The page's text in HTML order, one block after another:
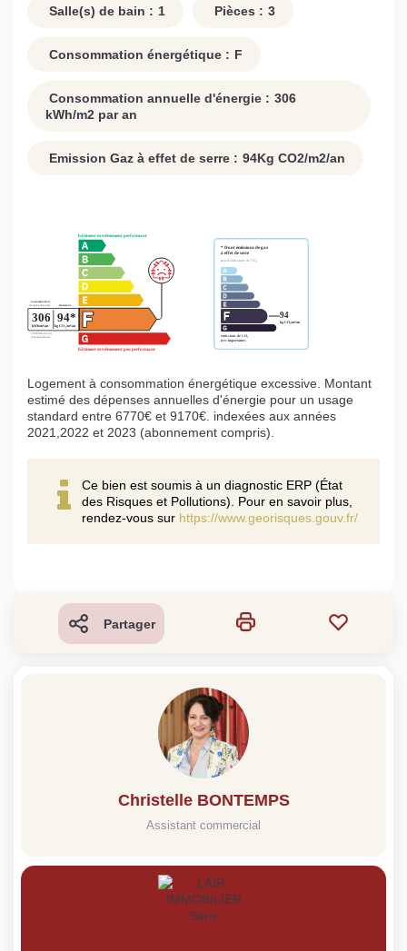
Salle(s) de bain : 1 Pièces : 3
Consommation énergétique : F
Consommation annuelle d'énergie : 306
kWh/m2 par an
Emission Gaz à effet de serre : 94Kg CO2/m2/an
Logement à consommation énergétique excessive. Montant
estimé des dépenses annuelles d'énergie pour un usage
standard entre 6770€ et 9170€. indexées aux années
2021,2022 et 2023 (abonnement compris).
Ce bien est soumis à un diagnostic ERP (État
des Risques et Pollutions). Pour en savoir plus,
rendez-vous sur https://www.georisques.gouv.fr/
Partager
Christelle BONTEMPS
Assistant commercial